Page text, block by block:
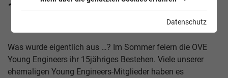
15 Jahre OVE Young Engineers
Was wurde eigentlich aus …? Im Sommer feiern die OVE
Young Engineers ihr 15jähriges Bestehen. Viele unserer
ehemaligen Young Engineers-Mitglieder haben es
Datenschutz